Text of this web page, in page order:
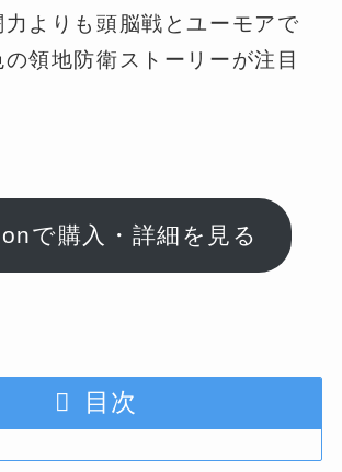
よりも頭脳戦とユーモアで
領地防衛ストーリーが注目
で購入・詳細を見る
目次